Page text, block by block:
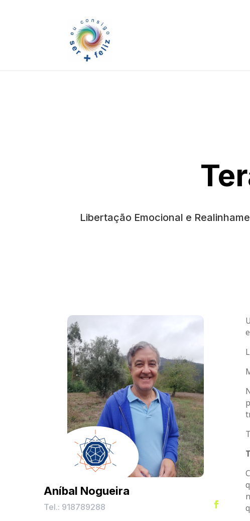
Libertação Emocional e
Aníbal Nogueira
Tel.: 918789288